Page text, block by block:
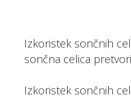
Izkoristek sončnih
sončna celica
Izkoristek sončnih